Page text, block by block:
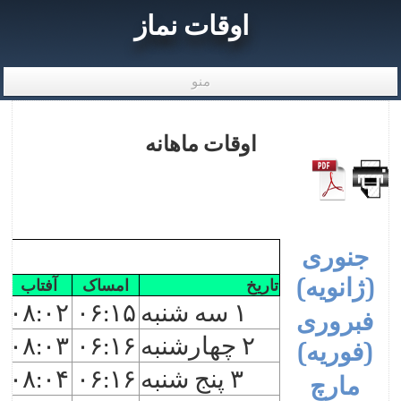
اوقات نماز
منو
اوقات ماهانه
جنوری
(ژانویه)
فبروری
(فوریه)
مارچ
تاریخ امساک آفتاب
۱ سه شنبه ۰۶:۱۵ ۰۸:۰۲
۲ چهارشنبه
۰۶:۱۶ ۰۸:۰۳
۳ پنج شنبه
۰۶:۱۶ ۰۸:۰۴